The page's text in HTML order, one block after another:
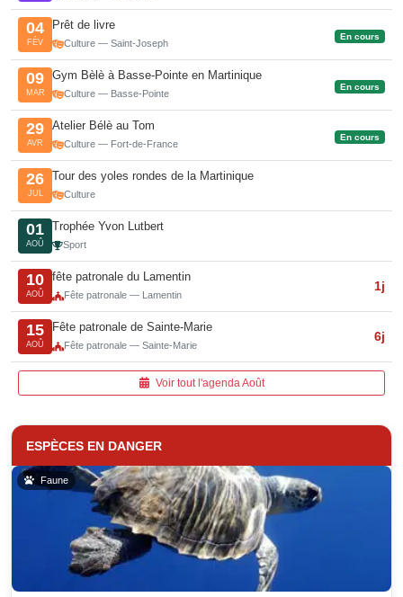
04
FÉV
Prêt de livre
Culture — Saint-Joseph
En cours
09
MAR
Gym Bèlè à Basse-Pointe en Martinique
Culture — Basse-Pointe
En cours
29
AVR
Atelier Bélè au Tom
Culture — Fort-de-France
En cours
26
JUL
Tour des yoles rondes de la Martinique
Culture
01
AOÛ
Trophée Yvon Lutbert
Sport
10
AOÛ
fête patronale du Lamentin
Fête patronale — Lamentin
1j
15
AOÛ
Fête patronale de Sainte-Marie
Fête patronale — Sainte-Marie
6j
Voir tout l'agenda Août
ESPÈCES EN DANGER
Faune